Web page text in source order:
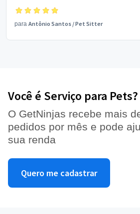
para Antônio Santos /Pet Sitter
Você é Serviço para Pets?
O GetNinjas recebe mais
pedidos por mês e pode
sua renda
Quero me cadastrar